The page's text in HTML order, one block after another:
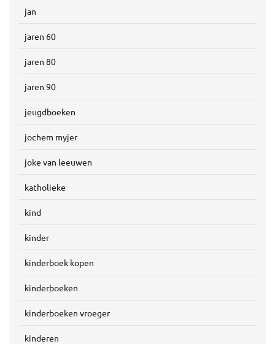
jan
jaren 60
jaren 80
jaren 90
jeugdboeken
jochem myjer
joke van leeuwen
katholieke
kind
kinder
kinderboek kopen
kinderboeken
kinderboeken vroeger
kinderen